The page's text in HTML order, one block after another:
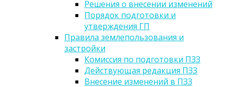
Решения о внесении изменений
Порядок подготовки и
утверждения ГП
Правила землепользования и
застройки
Комиссия по подготовки ПЗЗ
Действующая редакция ПЗЗ
Внесение изменений в ПЗЗ